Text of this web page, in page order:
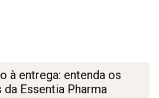
à entrega: entenda os
Essentia Pharma